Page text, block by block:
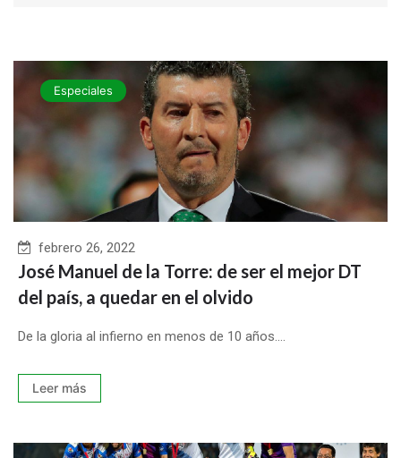
Especiales
febrero 26, 2022
José Manuel de la Torre: de ser el mejor DT
del país, a quedar en el olvido
De la gloria al infierno en menos de 10 años....
Leer más